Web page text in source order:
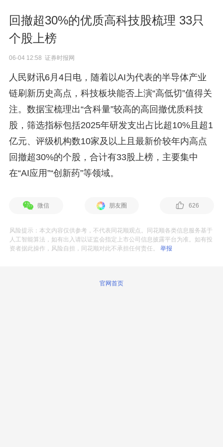
回撤超30%的优质高科技股梳理 33只
个股上榜
06-04 12:58 证券时报网
人民财讯6月4日电，随着以AI为代表的半导体产业
链刷新历史高点，科技板块能否上演“高低切”值得关
注。数据宝梳理出“含科量”较高的高回撤优质科技
股，筛选指标包括2025年研发支出占比超10%且超1
亿元、评级机构数10家及以上且最新价较年内高点
回撤超30%的个股，合计有33股上榜，主要集中
在“AI应用”“创新药”等领域。
微信 朋友圈 626
风险提示：本文内容仅供参考，不代表同花顺观点。同花顺各类信息服务基于
人工智能算法，如有出入请以证监会指定上市公司信息披露平台为准。如有投
资者据此操作，风险自担，同花顺对此不承担任何责任。举报
官网首页